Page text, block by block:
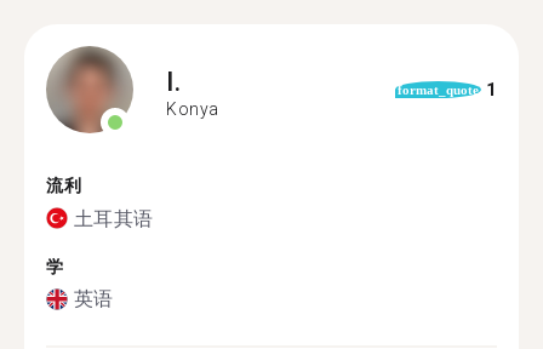
I.
Konya
format_quote 1
流利
土耳其语
学
英语